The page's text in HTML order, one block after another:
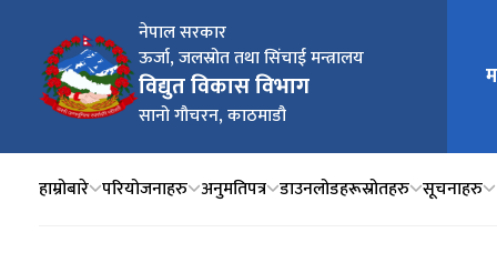
नेपाल सरकार
ऊर्जा, जलस्रोत तथा सिंचाई मन्त्रालय
विद्युत विकास विभाग
सानो गौचरन, काठमाडौ
मुख्य
हाम्रोबारे परियोजनाहरु अनुमतिपत्र डाउनलोडहरूस्रोतहरु सूचनाहरु